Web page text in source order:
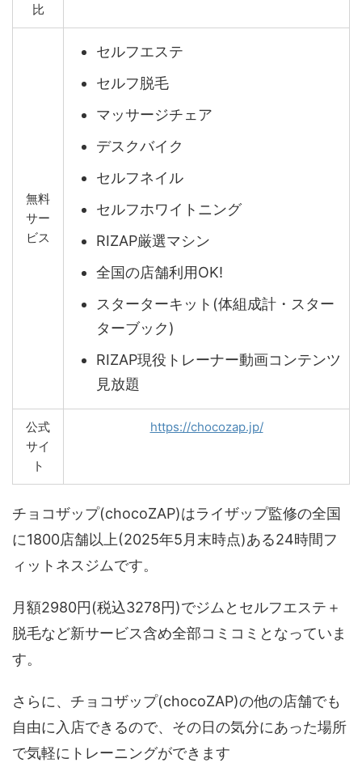
比
無料
サー
ビス
セルフエステ
セルフ脱毛
マッサージチェア
デスクバイク
セルフネイル
セルフホワイトニング
RIZAP厳選マシン
全国の店舗利用OK!
スターターキット(体組成計・スター
ターブック)
RIZAP現役トレーナー動画コンテンツ
見放題
公式
サイ
ト
https://chocozap.jp/
チョコザップ(chocoZAP)はライザップ監修の全国
に1800店舗以上(2025年5月末時点)ある24時間フ
ィットネスジムです。
月額2980円(税込3278円)でジムとセルフエステ＋
脱毛など新サービス含め全部コミコミとなっていま
す。
さらに、チョコザップ(chocoZAP)の他の店舗でも
自由に入店できるので、その日の気分にあった場所
で気軽にトレーニングができます